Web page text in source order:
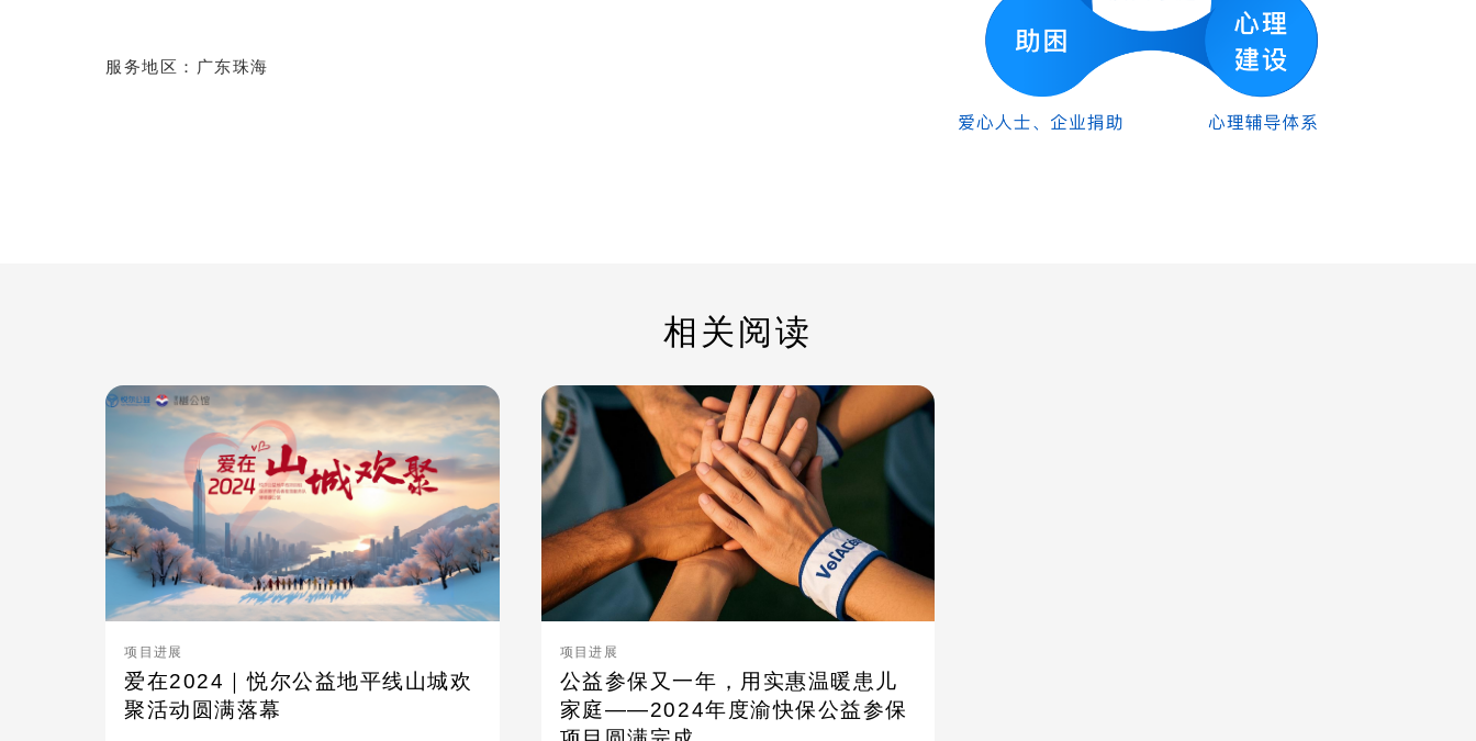
服务地区：广东珠海
相关阅读
项目进展
爱在2024｜悦尔公益地平线山城欢
聚活动圆满落幕
项目进展
公益参保又一年，用实惠温暖患儿
家庭——2024年度渝快保公益参保